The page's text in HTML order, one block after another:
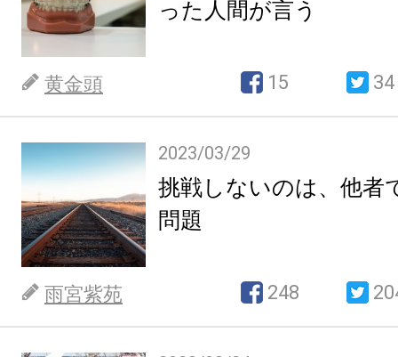
った人間が言う
黄金頭 15 34
2023/03/29
挑戦しないのは、他者
問題
雨宮紫苑 248